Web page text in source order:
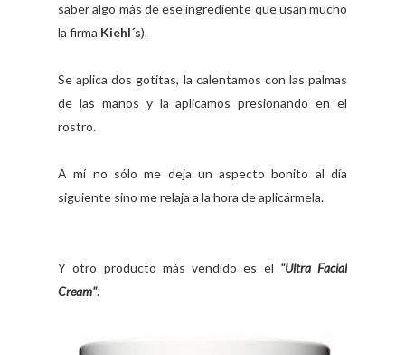
saber algo más de ese ingrediente que usan mucho
la firma Kiehl´s).
Se aplica dos gotitas, la calentamos con las palmas
de las manos y la aplicamos presionando en el
rostro.
A mí no sólo me deja un aspecto bonito al día
siguiente sino me relaja a la hora de aplicármela.
Y otro producto más vendido es el "Ultra Facial
Cream".